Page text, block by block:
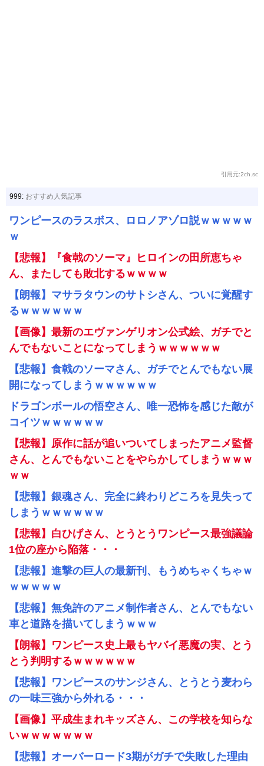
引用元:2ch.sc
999: おすすめ人気記事
ワンピースのラスボス、ロロノアゾロ説ｗｗｗｗｗ
ｗ
【悲報】『食戟のソーマ』ヒロインの田所恵ちゃ
ん、またしても敗北するｗｗｗｗ
【朗報】マサラタウンのサトシさん、ついに覚醒す
るｗｗｗｗｗｗ
【画像】最新のエヴァンゲリオン公式絵、ガチでと
んでもないことになってしまうｗｗｗｗｗｗ
【悲報】食戟のソーマさん、ガチでとんでもない展
開になってしまうｗｗｗｗｗｗ
ドラゴンボールの悟空さん、唯一恐怖を感じた敵が
コイツｗｗｗｗｗｗ
【悲報】原作に話が追いついてしまったアニメ監督
さん、とんでもないことをやらかしてしまうｗｗｗ
ｗｗ
【悲報】銀魂さん、完全に終わりどころを見失って
しまうｗｗｗｗｗｗ
【悲報】白ひげさん、とうとうワンピース最強議論
1位の座から陥落・・・
【悲報】進撃の巨人の最新刊、もうめちゃくちゃｗ
ｗｗｗｗｗ
【悲報】無免許のアニメ制作者さん、とんでもない
車と道路を描いてしまうｗｗｗ
【朗報】ワンピース史上最もヤバイ悪魔の実、とう
とう判明するｗｗｗｗｗｗ
【悲報】ワンピースのサンジさん、とうとう麦わら
の一味三強から外れる・・・
【画像】平成生まれキッズさん、この学校を知らな
いｗｗｗｗｗｗｗ
【悲報】オーバーロード3期がガチで失敗した理由